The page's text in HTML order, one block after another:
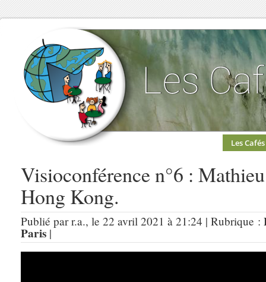
Les Cafés
Visioconférence n°6 :
Hong Kong.
Publié par r.a., le 22 avril 2021 à 21:24 | Rubrique :
Paris |